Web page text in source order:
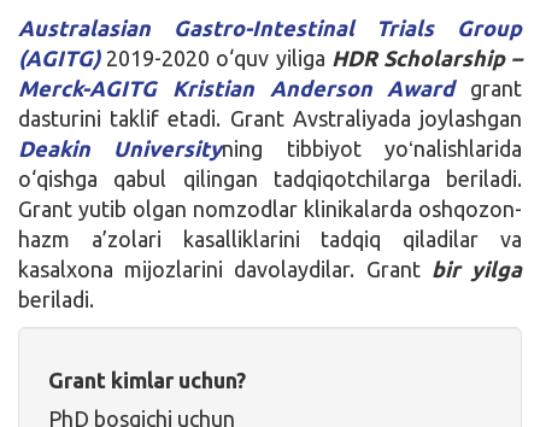
Australasian Gastro-Intestinal Trials Group
(AGITG)2019-2020 o‘quv yiliga HDR Scholarship –
Merck-AGITG Kristian Anderson Award
grant
dasturini taklif etadi. Grant Avstraliyada joylashgan
Deakin Universityning tibbiyot yoʻnalishlarida
o‘qishga qabul qilingan tadqiqotchilarga beriladi.
Grant yutib olgan nomzodlar klinikalarda oshqozon-
hazm a’zolari kasalliklarini tadqiq qiladilar va
kasalxona mijozlarini davolaydilar. Grant bir yilga
beriladi.
Grant kimlar uchun?
PhD bosqichi uchun